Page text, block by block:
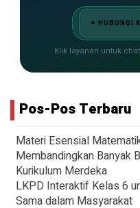
✦ HUBUNGI
Klik layanan untuk
Pos-Pos Terbaru
Materi Esensial
Membandingkan Banyak
Kurikulum Merdeka
LKPD Interaktif Kelas 6
Sama dalam Masyarakat